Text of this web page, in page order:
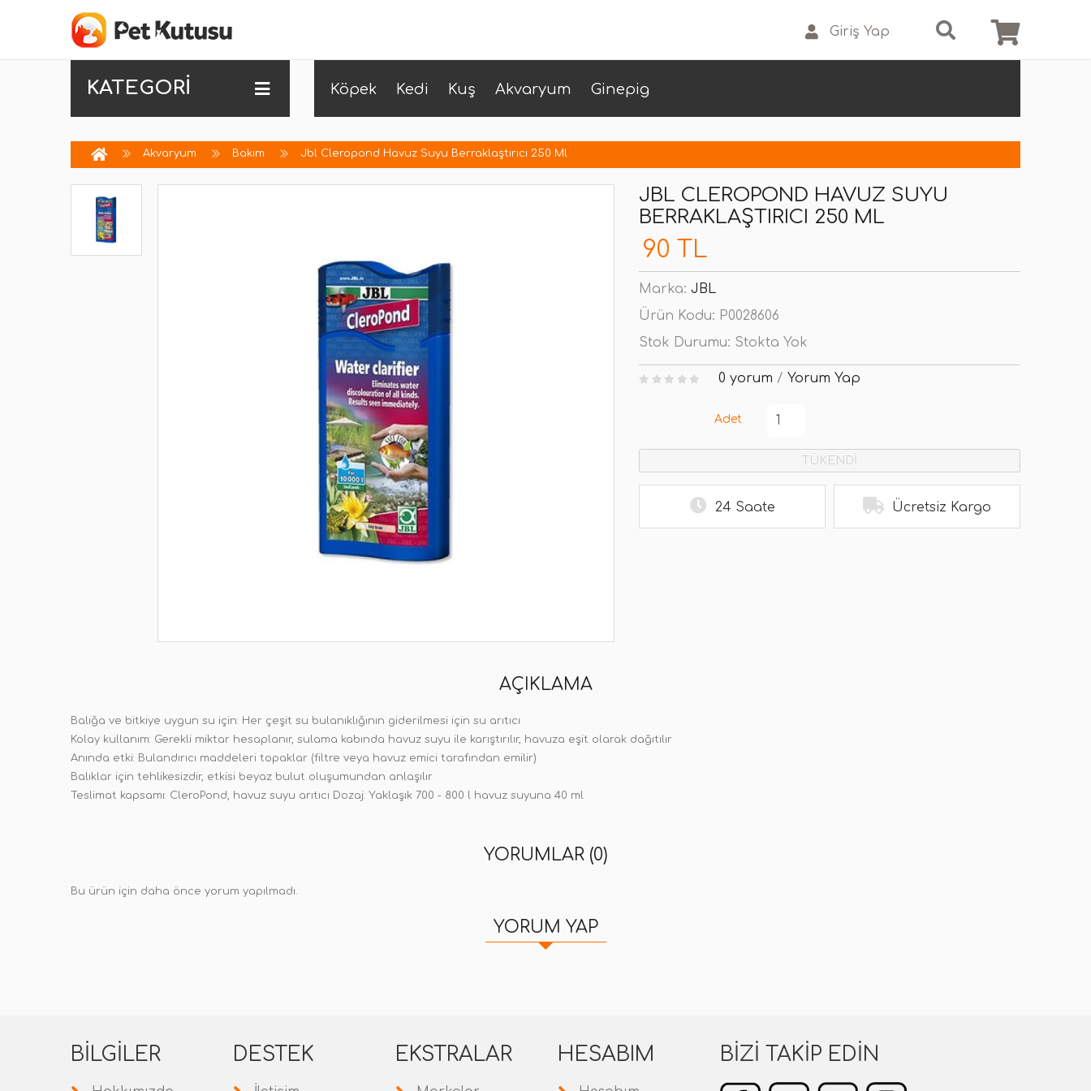
Giriş Yap
KATEGORİ Köpek Kedi Kuş Akvaryum Ginepig
Akvaryum Bakım Jbl Cleropond Havuz Suyu Berraklaştırıcı 250 Ml
JBL CLEROPOND HAVUZ SUYU
BERRAKLAŞTIRICI 250 ML
90 TL
Marka: JBL
Ürün Kodu: P0028606
Stok Durumu: Stokta Yok
0 yorum / Yorum Yap
Adet
TÜKENDİ
24 Saate Ücretsiz Kargo
AÇIKLAMA
Balığa ve bitkiye uygun su için: Her çeşit su bulanıklığının giderilmesi için su arıtıcı
Kolay kullanım: Gerekli miktar hesaplanır, sulama kabında havuz suyu ile karıştırılır, havuza eşit olarak dağıtılır
Anında etki: Bulandırıcı maddeleri topaklar (filtre veya havuz emici tarafından emilir)
Balıklar için tehlikesizdir, etkisi beyaz bulut oluşumundan anlaşılır
Teslimat kapsamı: CleroPond, havuz suyu arıtıcı Dozaj: Yaklaşık 700 - 800 l havuz suyuna 40 ml
YORUMLAR (0)
Bu ürün için daha önce yorum yapılmadı.
YORUM YAP
BILGILER DESTEK EKSTRALAR HESABIM BIZI TAKIP EDIN